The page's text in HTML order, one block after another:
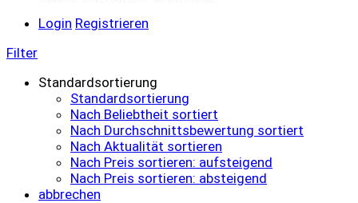
Login Registrieren
Filter
Standardsortierung
Standardsortierung
Nach Beliebtheit sortiert
Nach Durchschnittsbewertung sortiert
Nach Aktualität sortieren
Nach Preis sortieren: aufsteigend
Nach Preis sortieren: absteigend
abbrechen